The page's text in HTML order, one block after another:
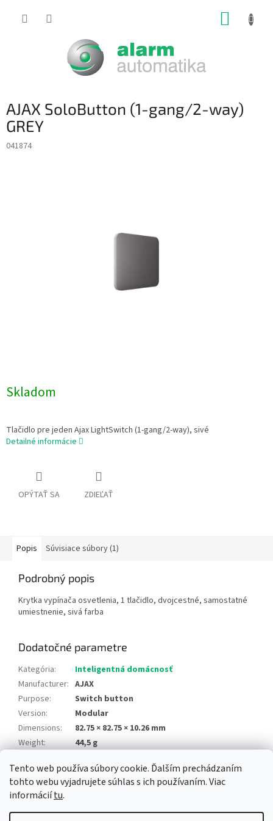
Tento web používa súbory cookie. Ďalším prechádzaním
tohto webu vyjadrujete súhlas s ich používaním. Viac
informáciítu.
AJAX SoloButton (1-gang/2-way)
GREY
041874
Skladom
Tlačidlo pre jeden Ajax LightSwitch (1-gang/2-way), sivé
Detailné informácie
OPÝTAŤ SA ZDIEĽAŤ
Popis Súvisiace súbory (1)
Podrobný popis
Krytka vypínača osvetlenia, 1 tlačidlo, dvojcestné, samostatné
umiestnenie, sivá farba
Dodatočné parametre
Kategória:
Inteligentná domácnosť
Manufacturer: AJAX
Purpose:
Switch button
Version:
Modular
Dimensions:
82.75 × 82.75 × 10.26 mm
Weight: 44,5 g
Newsletter